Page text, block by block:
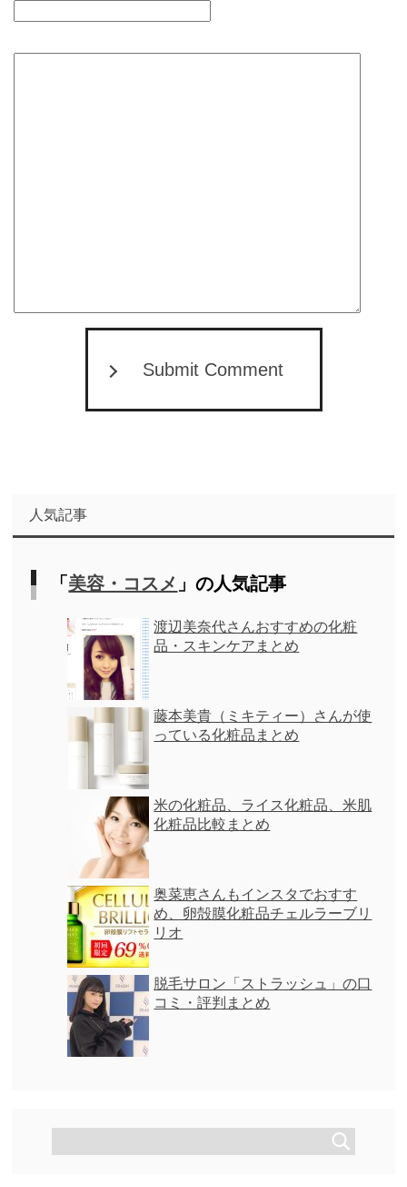
Submit Comment
人気記事
「 美容・コスメ 」の人気記事
渡辺美奈代さんおすすめの化粧
品・スキンケアまとめ
藤本美貴（ミキティー）さんが使
っている化粧品まとめ
米の化粧品、ライス化粧品、米肌
化粧品比較まとめ
奥菜恵さんもインスタでおすす
め、卵殻膜化粧品チェルラーブリ
リオ
脱毛サロン「ストラッシュ」の口
コミ・評判まとめ